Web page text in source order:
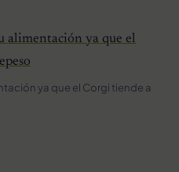
ya que el Corgi tiende a